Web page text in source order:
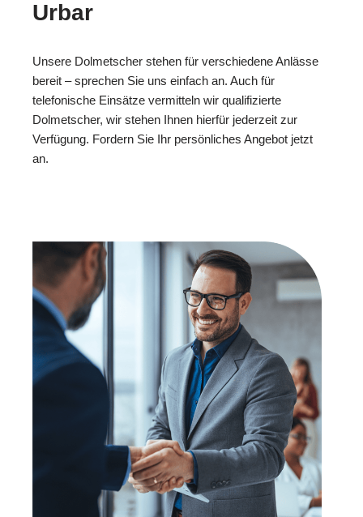
Urbar
Unsere Dolmetscher stehen für verschiedene Anlässe
bereit – sprechen Sie uns einfach an. Auch für
telefonische Einsätze vermitteln wir qualifizierte
Dolmetscher, wir stehen Ihnen hierfür jederzeit zur
Verfügung. Fordern Sie Ihr persönliches Angebot jetzt
an.